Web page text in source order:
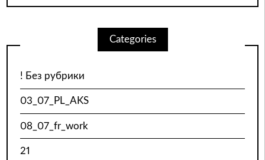
Categories
! Без рубрики
03_07_PL_AKS
08_07_fr_work
21